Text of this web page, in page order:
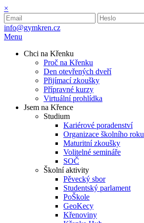
×
info@gymkren.cz
Menu
Chci na Křenku
Proč na Křenku
Den otevřených dveří
Přijímací zkoušky
Přípravné kurzy
Virtuální prohlídka
Jsem na Křence
Studium
Kariérové poradenství
Organizace školního roku
Maturitní zkoušky
Volitelné semináře
SOČ
Školní aktivity
Pěvecký sbor
Studentský parlament
PoŠkole
GeoKecy
Křenoviny